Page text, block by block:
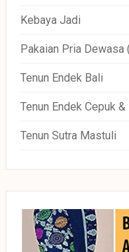
Kebaya Jadi
Pakaian Pria Dewasa
Tenun Endek Bali
Tenun Endek Cepuk &
Tenun Sutra Mastuli